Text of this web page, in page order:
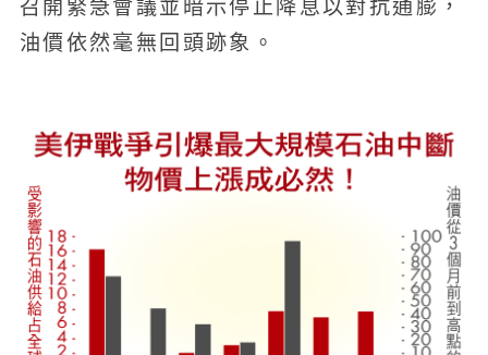
召開緊急會議並暗示停止降息以對抗通膨，
油價依然毫無回頭跡象。